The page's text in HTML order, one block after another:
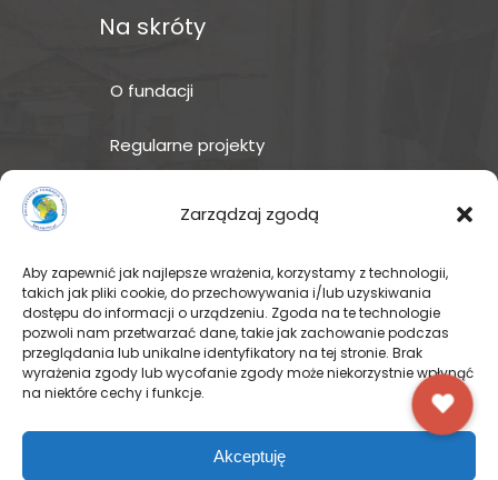
Zarządzaj zgodą
Aby zapewnić jak najlepsze wrażenia, korzystamy z technologii,
takich jak pliki cookie, do przechowywania i/lub uzyskiwania
dostępu do informacji o urządzeniu. Zgoda na te technologie
pozwoli nam przetwarzać dane, takie jak zachowanie podczas
przeglądania lub unikalne identyfikatory na tej stronie. Brak
wyrażenia zgody lub wycofanie zgody może niekorzystnie wpłynąć
na niektóre cechy i funkcje.
Akceptuję
Na skróty
O fundacji
Regularne projekty
Wspomóż teraz – przekaż
darowiznę
© Pallotyńska Fundacja Misyjna